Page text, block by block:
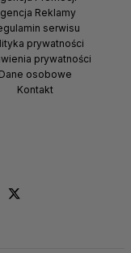
Reklamy
serwisu
prywatności
prywatności
Dane osobowe
Kontakt